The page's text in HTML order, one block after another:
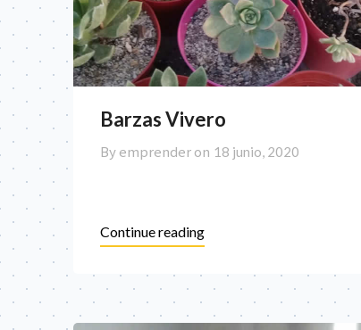
Barzas Vivero
By emprender on 18 junio, 2020
Continue reading